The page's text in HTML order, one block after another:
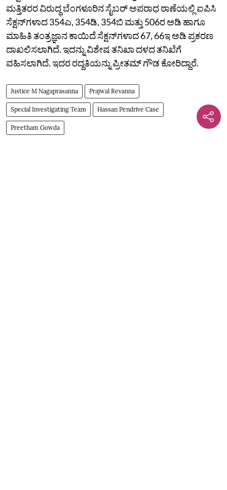
ಮತ್ತಿತರರ ವಿರುದ್ಧ ಬೆಂಗಳೂರಿನ ಸೈಬರ್‌ ಅಪರಾಧ ಠಾಣೆಯಲ್ಲಿ ಐಪಿಸಿ
ಸೆಕ್ಷನ್‌ಗಳಾದ 354ಎ, 354ಡಿ, 354ಬಿ ಮತ್ತು 506ರ ಅಡಿ ಹಾಗೂ
ಮಾಹಿತಿ ತಂತ್ರಜ್ಞಾನ ಕಾಯಿದೆ ಸೆಕ್ಷನ್‌ಗಳಾದ 67, 66ಇ ಅಡಿ ಪ್ರಕರಣ
ದಾಖಲಿಸಲಾಗಿದೆ. ಇದನ್ನು ವಿಶೇಷ ತನಿಖಾ ದಳದ ತನಿಖೆಗೆ
ವಹಿಸಲಾಗಿದೆ. ಇದರ ರದ್ದತಿಯನ್ನು ಪ್ರೀತಮ್‌ ಗೌಡ ಕೋರಿದ್ದಾರೆ.
Justice M Nagaprasanna Prajwal Revanna
Special Investigating Team Hassan Pendrive Case
Preetham Gowda